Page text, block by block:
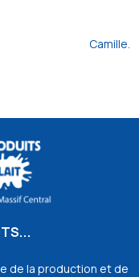
Camille.
de la production et de